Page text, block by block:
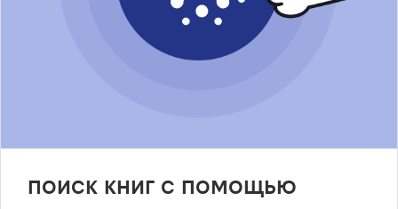
поиск книг с помощью